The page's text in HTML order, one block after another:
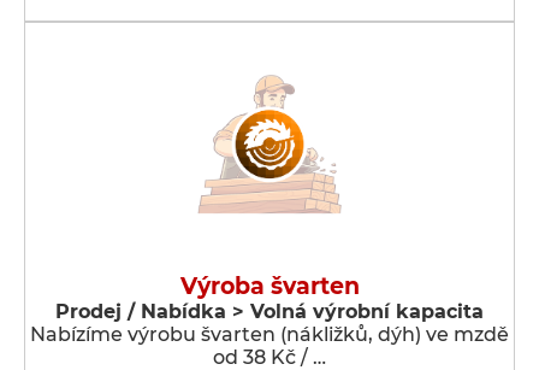
Výroba švarten
Prodej / Nabídka > Volná výrobní kapacita
Nabízíme výrobu švarten (nákližků, dýh) ve mzdě
od 38 Kč / …